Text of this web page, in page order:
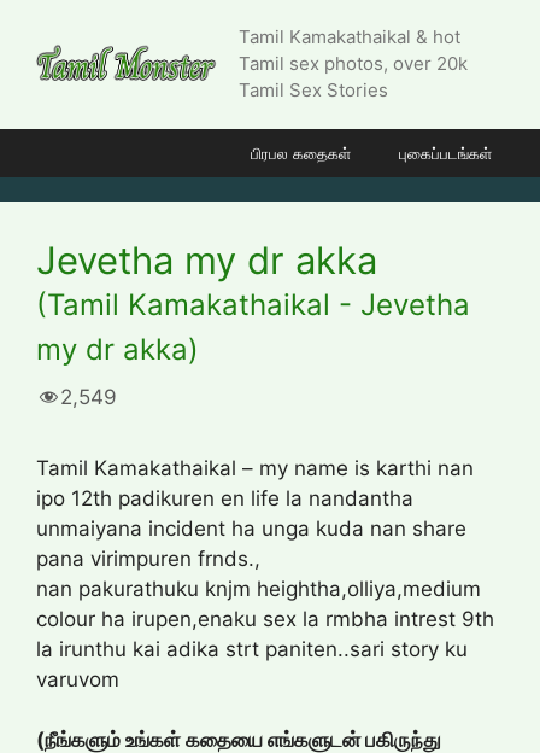
content
Tamil Kamakathaikal & hot
Tamil sex photos, over 20k
Tamil Sex Stories
பிரபல கதைகள் புகைப்படங்கள்
Jevetha my dr akka
(Tamil Kamakathaikal - Jevetha
my dr akka)
2,549
Tamil Kamakathaikal – my name is karthi nan
ipo 12th padikuren en life la nandantha
unmaiyana incident ha unga kuda nan share
pana virimpuren frnds.,
nan pakurathuku knjm heightha,olliya,medium
colour ha irupen,enaku sex la rmbha intrest 9th
la irunthu kai adika strt paniten..sari story ku
varuvom
(நீங்களும் உங்கள் கதையை எங்களுடன் பகிருந்து